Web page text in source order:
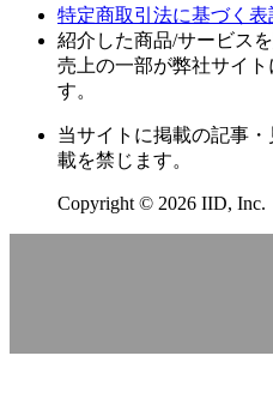
特定商取引法に基づく表
紹介した商品/サービス
売上の一部が弊社サイ
す。
当サイトに掲載の記事
載を禁じます。
Copyright © 2026 IID, Inc.